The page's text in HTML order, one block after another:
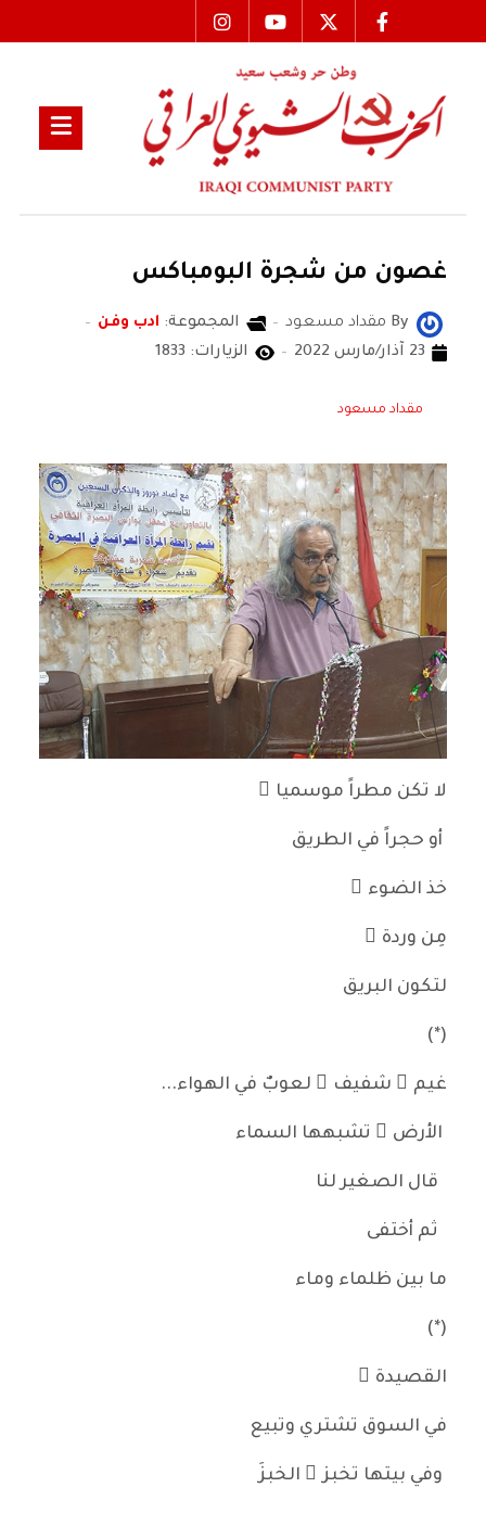
غصون من شجرة البومباكس
By مقداد مسعود المجموعة: ادب وفن
23 آذار/مارس 2022
الزيارات: 1833
مقداد مسعود
لا تكن مطراً موسميا ً
أو حجراً في الطريق
خذ الضوء َ
مِن وردة ٍ
لتكون البريق
(*)
غيم ٌ شفيف ٌ لعوبٌ في الهواء...
الأرض ُ تشبهها السماء
قال الصغير لنا
ثم أختفى
ما بين ظلماء وماء
(*)
القصيدة ُ
في السوق تشتري وتبيع
وفي بيتها تخبز ُ الخبزَ